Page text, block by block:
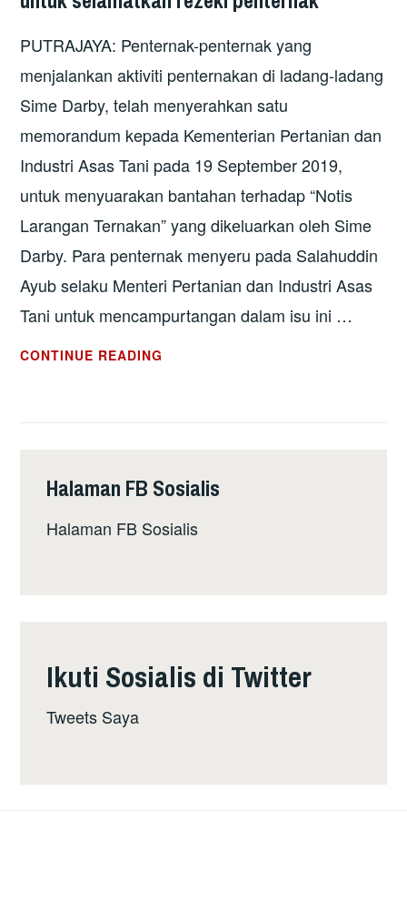
PENTERNAK
KECIL
PUTRAJAYA: Penternak-penternak yang
menjalankan aktiviti penternakan di ladang-ladang
Sime Darby, telah menyerahkan satu
memorandum kepada Kementerian Pertanian dan
Industri Asas Tani pada 19 September 2019,
untuk menyuarakan bantahan terhadap “Notis
Larangan Ternakan” yang dikeluarkan oleh Sime
Darby. Para penternak menyeru pada Salahuddin
Ayub selaku Menteri Pertanian dan Industri Asas
Tani untuk mencampurtangan dalam isu ini …
CONTINUE READING
REZEKI
PENTERNAK
Halaman FB Sosialis
Halaman FB Sosialis
Ikuti Sosialis di Twitter
Tweets Saya